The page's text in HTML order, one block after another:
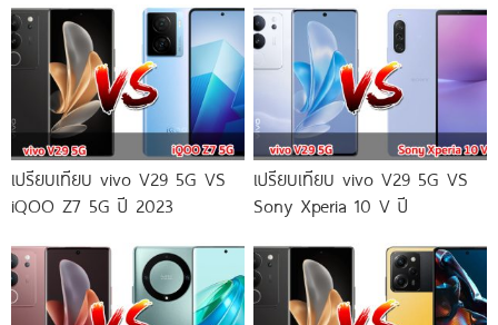
เปรียบเทียบ vivo V29 5G VS
iQOO Z7 5G ปี 2023
เปรียบเทียบ vivo V29 5G VS
Sony Xperia 10 V ปี